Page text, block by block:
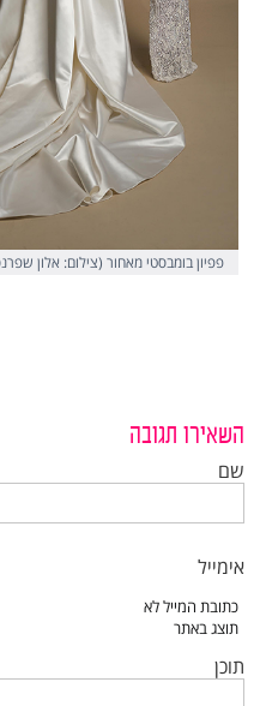
פפיון בומבסטי מאחור (צילום: אלון
השאירו תגובה
שם
אימייל
תוכן